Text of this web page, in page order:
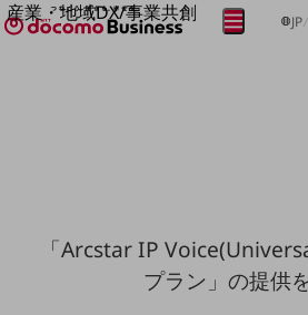
産業・地域DX/事業共創
OPEN HUB for Plural Futures
産業・地域DXプラットフォーマーとして
企業と地域が持続成長する社会を目指します
JP
メニュー
開く
取り組みを検索
「Arcstar IP
プラン」の提供